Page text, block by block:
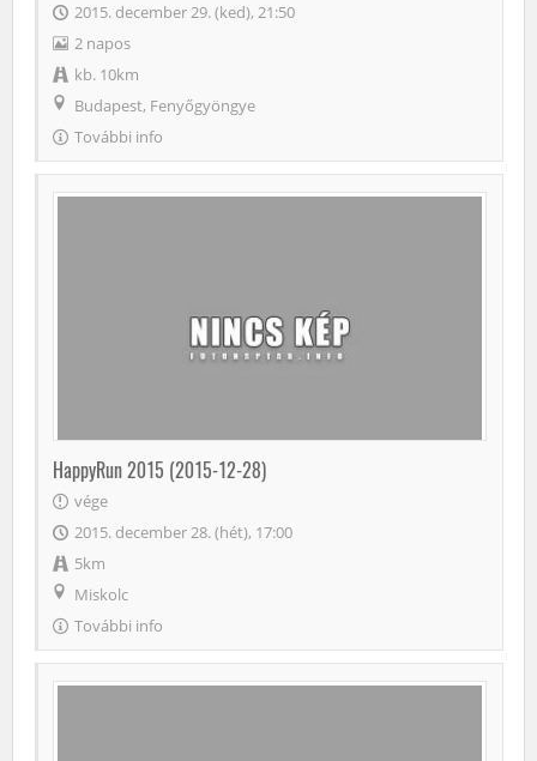
2015. december 29. (ked), 21:50
2 napos
kb. 10km
Budapest, Fenyőgyöngye
További info
HappyRun 2015 (2015-12-28)
vége
2015. december 28. (hét), 17:00
5km
Miskolc
További info